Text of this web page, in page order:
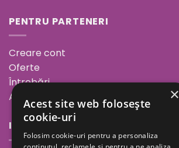
PENTRU PARTENERI
Creare cont
Oferte
Întrebări
ANPC
INFORMAȚII
×
Acest site web folosește
cookie-uri
Folosim cookie-uri pentru a personaliza